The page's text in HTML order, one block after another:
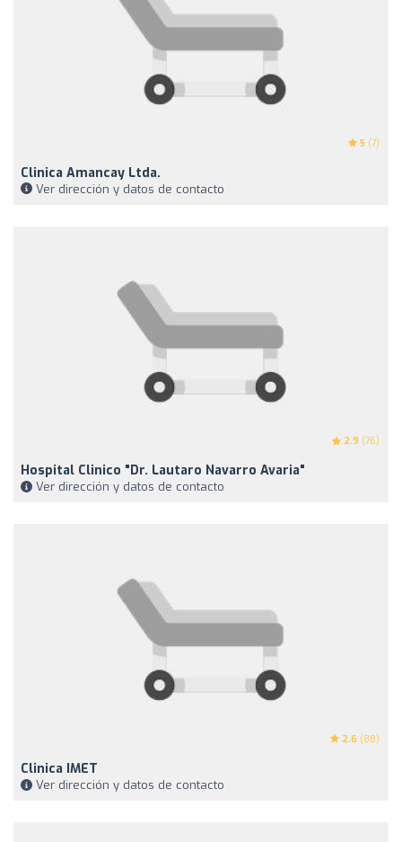
5 (7)
Clinica Amancay Ltda.
Ver dirección y datos de contacto
2.9 (76)
Hospital Clinico "Dr. Lautaro Navarro Avaria"
Ver dirección y datos de contacto
2.6 (88)
Clinica IMET
Ver dirección y datos de contacto